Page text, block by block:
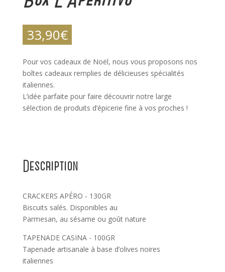
33,90€
Pour vos cadeaux de Noël, nous vous proposons nos
boîtes cadeaux remplies de délicieuses spécialités
italiennes.
L’idée parfaite pour faire découvrir notre large
sélection de produits d’épicerie fine à vos proches !
Description
CRACKERS APÉRO - 130GR
Biscuits salés. Disponibles au
Parmesan, au sésame ou goût nature
TAPENADE CASINA - 100GR
Tapenade artisanale à base d’olives noires
italiennes